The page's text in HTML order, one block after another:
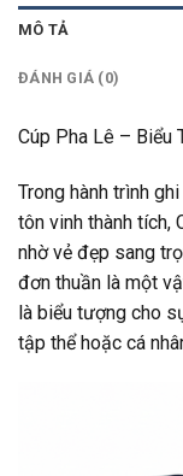
MÔ TẢ
ĐÁNH GIÁ (0)
Cúp Pha Lê – Biểu
Trong hành trình
tôn vinh thành tích,
nhờ vẻ đẹp sang
đơn thuần là một
là biểu tượng cho
tập thể hoặc cá